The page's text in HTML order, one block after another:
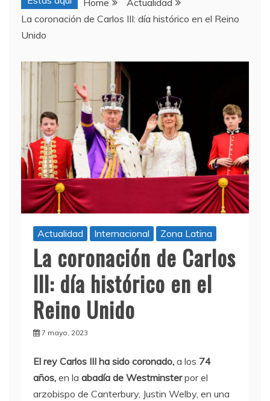
Home
Actualidad
La coronación de Carlos III: día histórico en el Reino
Unido
Actualidad Internacional Zona Latina
La coronación de Carlos
III: día histórico en el
Reino Unido
7 mayo, 2023
El rey Carlos III ha sido coronado, a los 74
años, en la abadía de Westminsterpor el
arzobispo de Canterbury, Justin Welby, en una